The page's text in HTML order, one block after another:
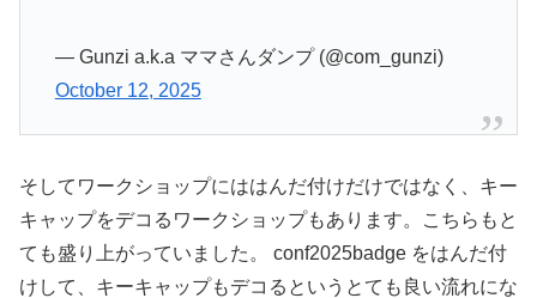
— Gunzi a.k.a ママさんダンプ (@com_gunzi)
October 12, 2025
そしてワークショップにははんだ付けだけではなく、キー
キャップをデコるワークショップもあります。こちらもと
ても盛り上がっていました。 conf2025badge をはんだ付
けして、キーキャップもデコるというとても良い流れにな